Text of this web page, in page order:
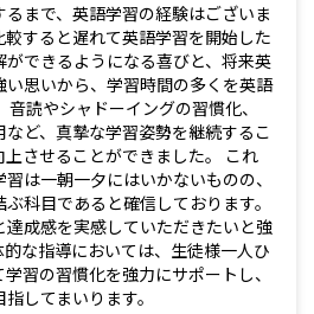
まで、英語学習の経験はございま
すると遅れて英語学習を開始した
できるようになる喜びと、将来英
思いから、学習時間の多くを英語
読やシャドーイングの習慣化、
ど、真摯な学習姿勢を継続するこ
させることができました。 これ
は一朝一夕にはいかないものの、
科目であると確信しております。
成感を実感していただきたいと強
な指導においては、生徒様一人ひ
習の習慣化を強力にサポートし、
してまいります。